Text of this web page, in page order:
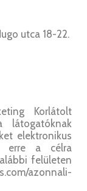
utca 18-22.
Korlátolt
látogatóknak
elektronikus
erre a célra
felületen
azonnali-